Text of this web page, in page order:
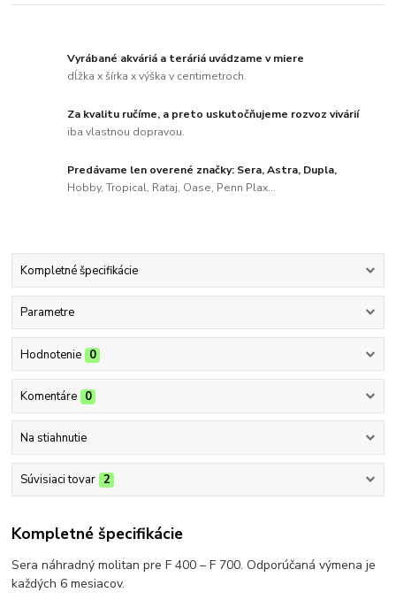
Vyrábané akváriá a teráriá uvádzame v miere
dĺžka x šírka x výška v centimetroch.
Za kvalitu ručíme, a preto uskutočňujeme rozvoz vivárií
iba vlastnou dopravou.
Predávame len overené značky: Sera, Astra, Dupla,
Hobby, Tropical, Rataj, Oase, Penn Plax...
Kompletné špecifikácie
Parametre
Hodnotenie 0
Komentáre 0
Na stiahnutie
Súvisiaci tovar 2
Kompletné špecifikácie
Sera náhradný molitan pre F 400 – F 700. Odporúčaná výmena je
každých 6 mesiacov.